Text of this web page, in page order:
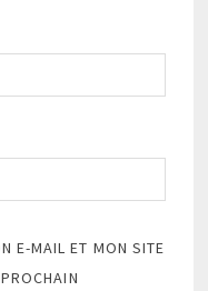
E-MAIL ET MON SITE